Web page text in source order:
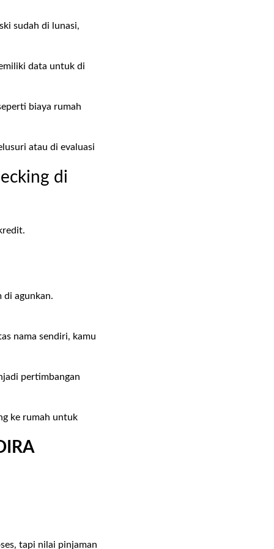
sudah di lunasi,
data untuk di
biaya rumah
atau di evaluasi
di
di agunkan.
nama sendiri, kamu
pertimbangan
ke rumah untuk
tapi nilai pinjaman